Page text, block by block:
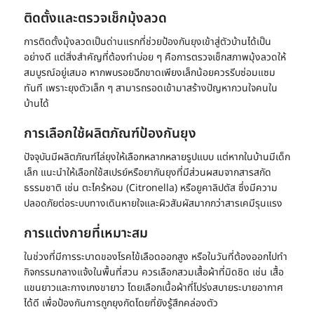
ติดตั้งและตรวจเช็กมุ้งลวด
การติดตั้งมุ้งลวดเป็นด่านแรกที่ช่วยป้องกันยุงเข้าสู่ตัวบ้านได้เป็น
อย่างดี แต่สิ่งสำคัญที่ต้องทำบ่อย ๆ คือการตรวจเช็กสภาพมุ้งลวดให้
สมบูรณ์อยู่เสมอ หากพบรอยฉีกขาดเพียงเล็กน้อยควรรีบซ่อมแซม
ทันที เพราะยุงตัวเล็ก ๆ สามารถรอดเข้ามาสร้างปัญหากวนใจคนใน
บ้านได้
การเลือกใช้ผลิตภัณฑ์ป้องกันยุง
ปัจจุบันมีผลิตภัณฑ์ไล่ยุงให้เลือกหลากหลายรูปแบบ แต่หากในบ้านมีเด็ก
เล็ก แนะนำให้เลือกใช้สเปรย์หรือยากันยุงที่มีส่วนผสมจากสารสกัด
ธรรมชาติ เช่น ตะไคร้หอม (Citronella) หรือยูคาลิปตัส ซึ่งมีความ
ปลอดภัยต่อระบบทางเดินหายใจและผิวสัมผัสมากกว่าสารเคมีรุนแรง
การแต่งกายที่เหมาะสม
ในช่วงที่มีการระบาดของโรคไข้เลือดออกสูง หรือในวันที่ต้องออกไปทำ
กิจกรรมกลางแจ้งในพื้นที่สวน ควรเลือกสวมเสื้อผ้าที่มิดชิด เช่น เสื้อ
แขนยาวและกางเกงขายาว โดยเลือกเนื้อผ้าที่โปร่งสบายระบายอากาศ
ได้ดี เพื่อป้องกันการถูกยุงกัดโดยที่ยังรู้สึกคล่องตัว